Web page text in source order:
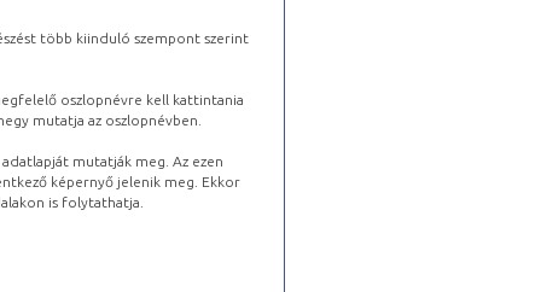
több kiinduló szempont szerint
oszlopnévre kell kattintania
mutatja az oszlopnévben.
mutatják meg. Az ezen
képernyő jelenik meg. Ekkor
is folytathatja.